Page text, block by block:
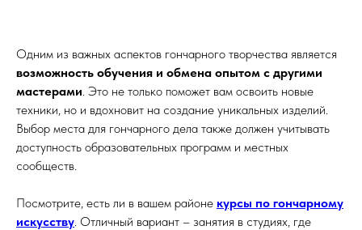
Одним из важных аспектов гончарного творчества является
возможность обучения и обмена опытом с другими
мастерами. Это не только поможет вам освоить новые
техники, но и вдохновит на создание уникальных изделий.
Выбор места для гончарного дела также должен учитывать
доступность образовательных программ и местных
сообществ.
Посмотрите, есть ли в вашем районе курсы по гончарному
искусству. Отличный вариант – занятия в студиях, где